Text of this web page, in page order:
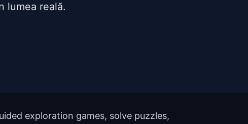
lumea reală.
exploration games, solve puzzles,